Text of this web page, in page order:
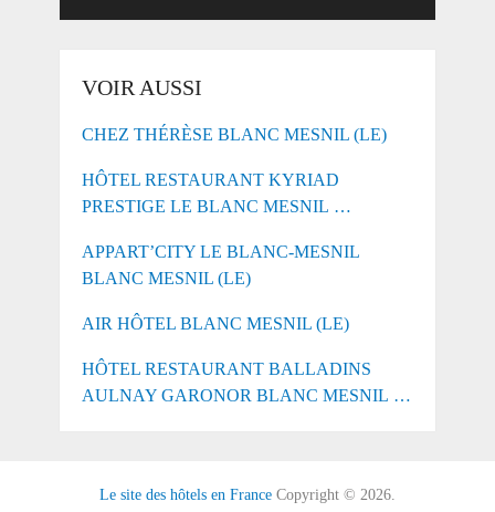
VOIR AUSSI
CHEZ THÉRÈSE BLANC MESNIL (LE)
HÔTEL RESTAURANT KYRIAD
PRESTIGE LE BLANC MESNIL …
APPART’CITY LE BLANC-MESNIL
BLANC MESNIL (LE)
AIR HÔTEL BLANC MESNIL (LE)
HÔTEL RESTAURANT BALLADINS
AULNAY GARONOR BLANC MESNIL …
Le site des hôtels en FranceCopyright © 2026.